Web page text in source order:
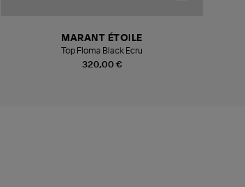
320,00 €
MARANT ÉTOILE
Top Floma Black Ecru